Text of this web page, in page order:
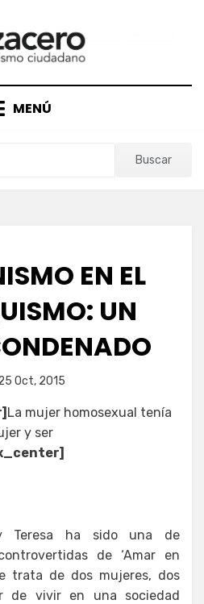
MENÚ
Buscar
EN EL
UN
Enrique
Oct, 2015
La mujer homosexual tenía
y ser
Teresa ha sido una de
de ‘Amar en
trata de dos mujeres, dos
de vivir en una sociedad